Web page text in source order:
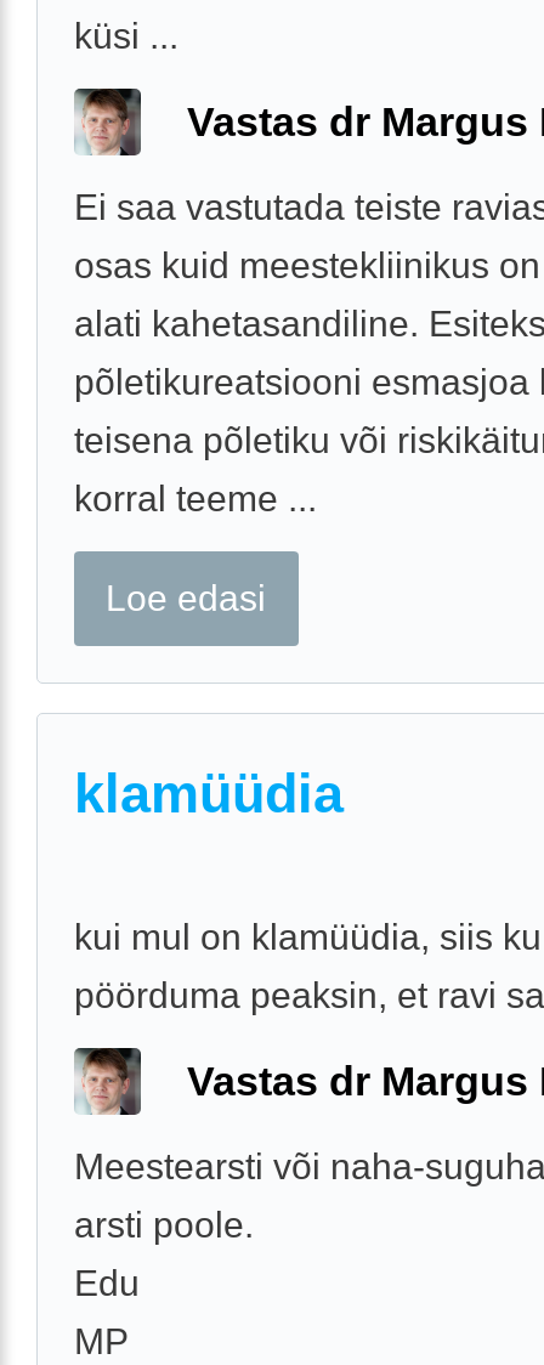
küsi ...
Vastas dr Margus
Ei saa vastutada teiste
osas kuid meestekliinikus
alati kahetasandiline.
põletikureatsiooni esmasjoa
teisena põletiku või
korral teeme ...
Loe edasi
klamüüdia
kui mul on klamüüdia, siis
pöörduma peaksin, et ravi
Vastas dr Margus
Meestearsti või naha-
arsti poole.
Edu
MP